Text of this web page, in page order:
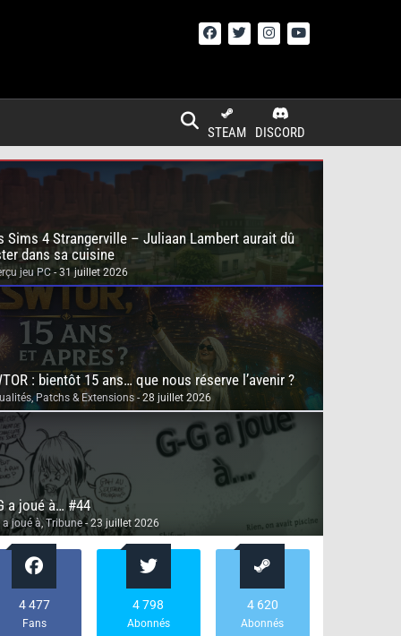
DISCORD
STEAM
Sims 4 Strangerville – Juliaan Lambert aurait dû
dans sa cuisine
jeu PC - 31 juillet 2026
: bientôt 15 ans… que nous réserve l’avenir ?
,Patchs & Extensions - 28 juillet 2026
a joué à… #44
a joué à,Tribune- 23 juillet 2026
4 477
Fans
4 798
Abonnés
4 620
Abonnés